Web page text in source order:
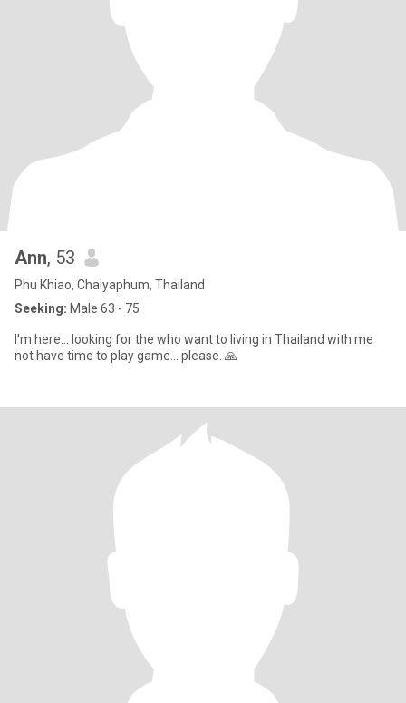
Ann, 53
Phu Khiao, Chaiyaphum, Thailand
Seeking: Male 63 - 75
I'm here... looking for the who want to living in Thailand with me
not have time to play game... please. 🙏